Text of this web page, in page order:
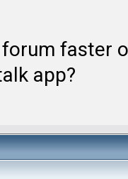
forum faster
app?